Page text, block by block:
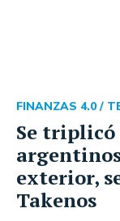
Se
exterior,
Takenos
FINANZAS 4.0 /